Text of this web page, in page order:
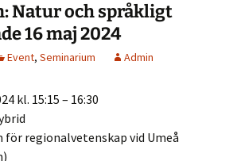
Natur och språkligt
16 maj 2024
Event, Seminarium Admin
kl. 15:15 – 16:30
för regionalvetenskap vid Umeå